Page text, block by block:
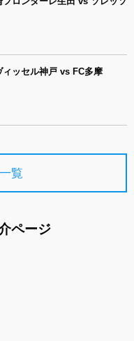
ィッセル神戸 vs FC多摩
覧
ページ